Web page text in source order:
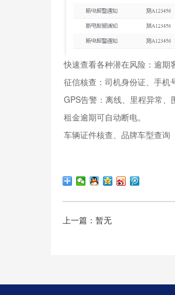
快速查看各种潜在风险：逾期
征信核查：司机身份证、手机
GPS告警：离线、里程异常、
租金逾期可自动断电。
车辆证件核查、品牌车型查询
上一篇：暂无